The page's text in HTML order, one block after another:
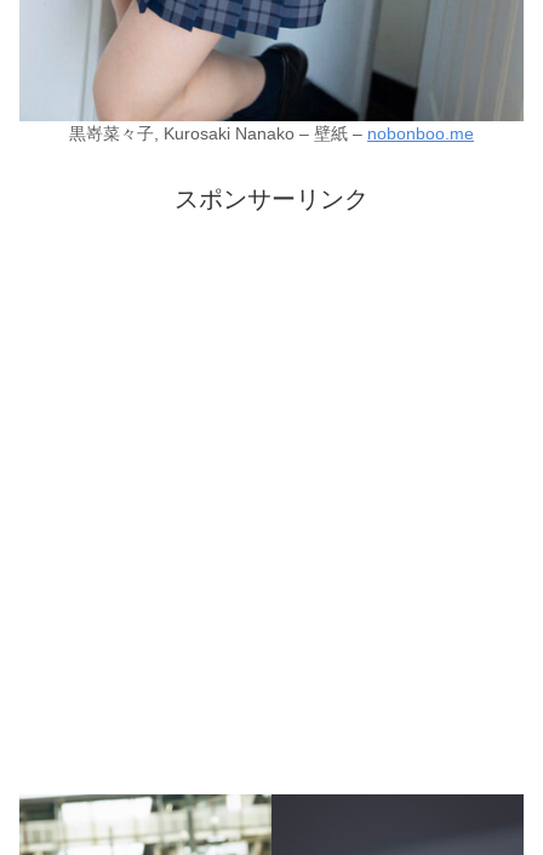
黒嵜菜々子, Kurosaki Nanako – 壁紙 – nobonboo.me
スポンサーリンク